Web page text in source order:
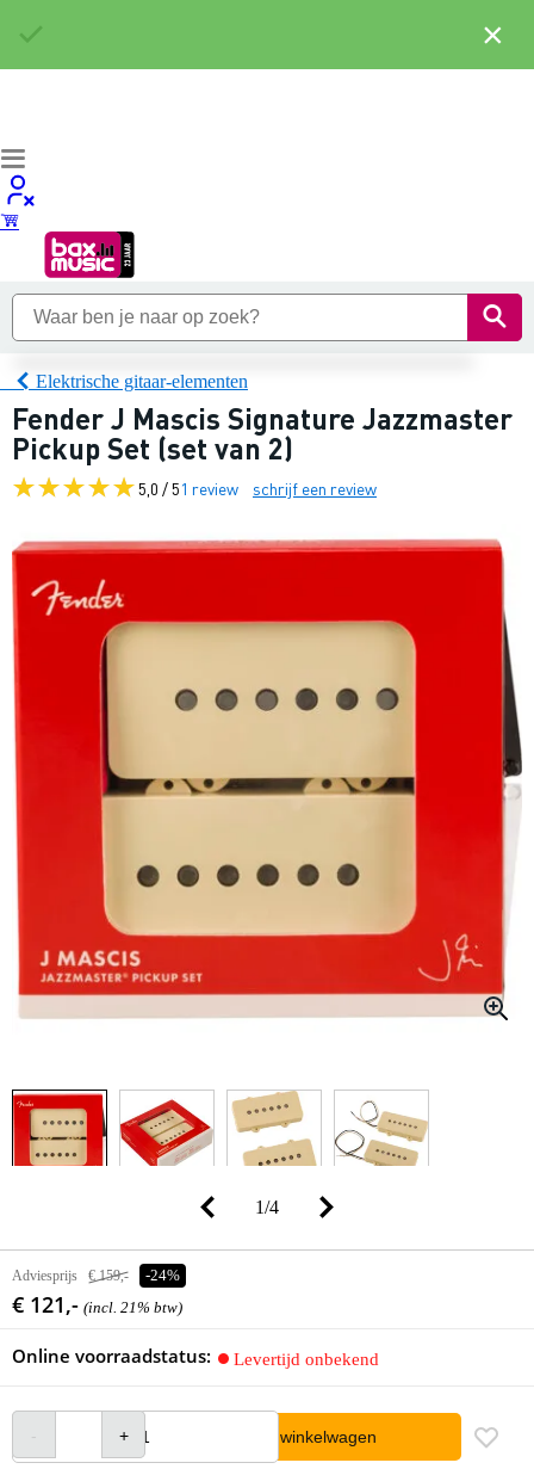
Elektrische gitaar-elementen
Fender J Mascis Signature Jazzmaster
Pickup Set (set van 2)
5,0 / 51 review schrijf een review
1/4
Adviesprijs € 159,- -24%
€ 121,- (incl. 21% btw)
Online voorraadstatus: Levertijd onbekend
In winkelwagen
×